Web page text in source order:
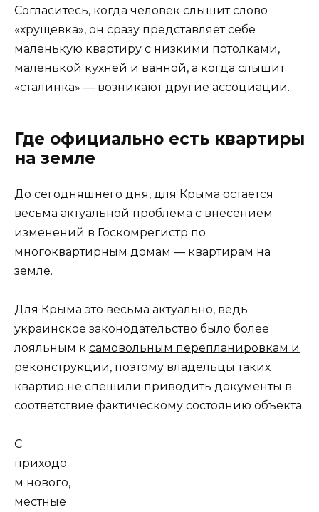
Согласитесь, когда человек слышит слово
«хрущевка», он сразу представляет себе
маленькую квартиру с низкими потолками,
маленькой кухней и ванной, а когда слышит
«сталинка» — возникают другие ассоциации.
Где официально есть квартиры
на земле
До сегодняшнего дня, для Крыма остается
весьма актуальной проблема с внесением
изменений в Госкомрегистр по
многоквартирным домам — квартирам на
земле.
Для Крыма это весьма актуально, ведь
украинское законодательство было более
лояльным к самовольным перепланировкам и
реконструкции, поэтому владельцы таких
квартир не спешили приводить документы в
соответствие фактическому состоянию объекта.
С
приходо
м нового,
местные